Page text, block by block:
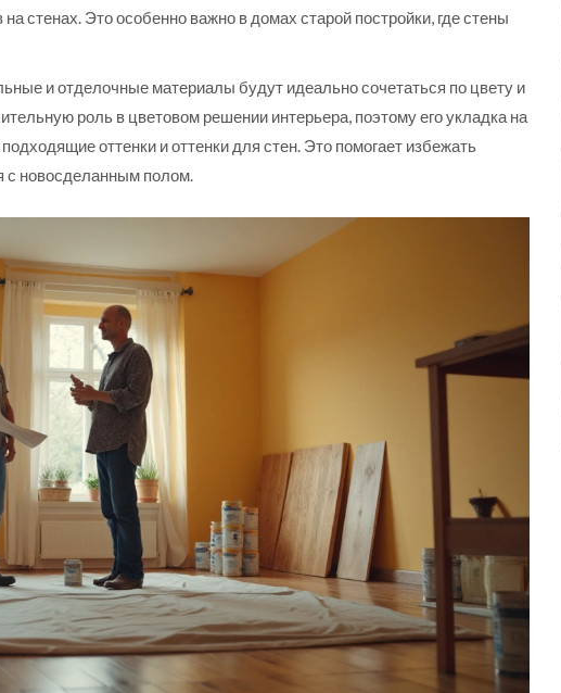
стенах. Это особенно важно в домах старой постройки, где стены
и отделочные материалы будут идеально сочетаться по цвету и
роль в цветовом решении интерьера, поэтому его укладка на
оттенки и оттенки для стен. Это помогает избежать
с новосделанным полом.